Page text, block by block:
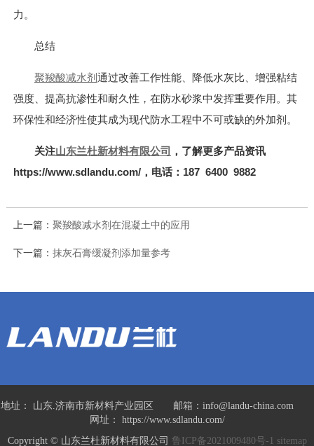
力。
总结
聚羧酸减水剂通过改善工作性能、降低水灰比、增强粘结
强度、提高抗渗性和耐久性，在防水砂浆中发挥重要作用。其
环保性和经济性使其成为现代防水工程中不可或缺的外加剂。
关注山东兰杜新材料有限公司 ，了解更多产品资讯
https://www.sdlandu.com/，电话：187 6400 9882
上一篇： 聚羧酸减水剂在混凝土中的应用
下一篇： 抹灰石膏缓凝剂添加量参考
地址： 山东.济南市新材料产业园区 邮箱：info@landu-china.com
网址： https://www.sdlandu.com/
Copyright © 山东兰杜新材料有限公司 鲁ICP备2021009480号-1 sitemap